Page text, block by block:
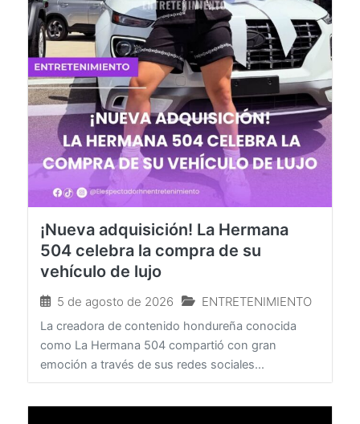
¡Nueva adquisición! La Hermana
504 celebra la compra de su
5 de agosto de 2026 ENTRETENIMIENTO
La creadora de contenido hondureña conocida
como La Hermana 504 compartió con gran
emoción a través de sus redes sociales...